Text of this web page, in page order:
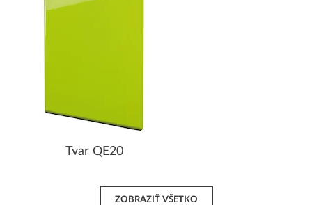
Tvar QE20
ZOBRAZIŤ VŠETKO